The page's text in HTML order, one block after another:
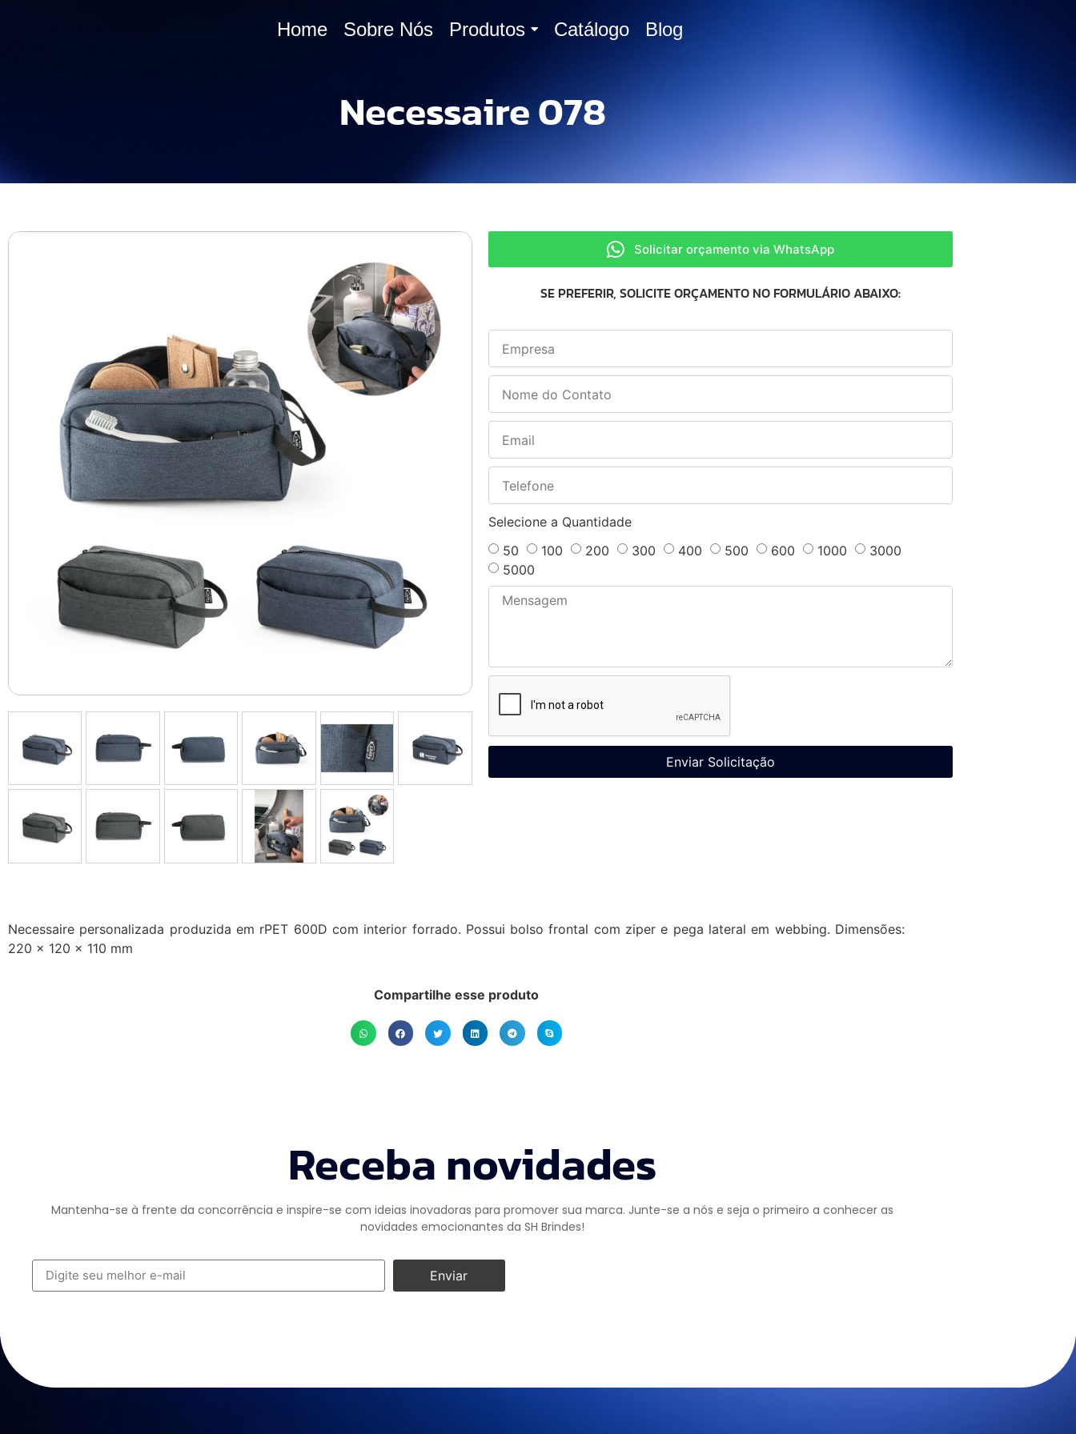
Home Sobre Nós Produtos Catálogo Blog
Necessaire 078
Solicitar orçamento via WhatsApp
SE PREFERIR, SOLICITE ORÇAMENTO NO FORMULÁRIO ABAIXO:
Selecione a Quantidade
50
100 200 300 400 500 600 1000
3000
5000
Enviar Solicitação
Necessaire personalizada produzida em rPET 600D com interior forrado. Possui bolso frontal com ziper e pega lateral em webbing. Dimensões:
220 x 120 x 110 mm
Compartilhe esse produto
Receba novidades
Mantenha-se à frente da concorrência e inspire-se com ideias inovadoras para promover sua marca. Junte-se a nós e seja o primeiro a conhecer as
novidades emocionantes da SH Brindes!
Enviar